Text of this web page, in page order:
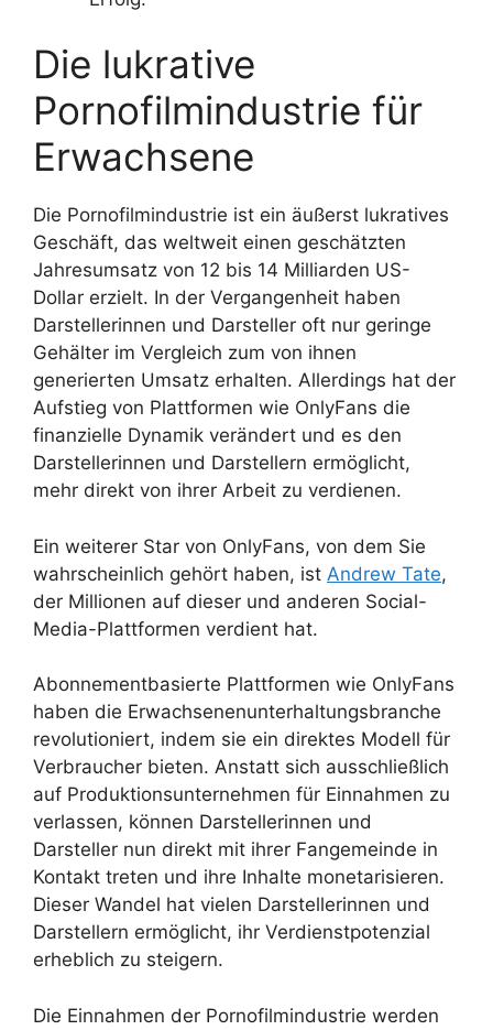
Die lukrative
Pornofilmindustrie für
Erwachsene
Die Pornofilmindustrie ist ein äußerst lukratives
Geschäft, das weltweit einen geschätzten
Jahresumsatz von 12 bis 14 Milliarden US-
Dollar erzielt. In der Vergangenheit haben
Darstellerinnen und Darsteller oft nur geringe
Gehälter im Vergleich zum von ihnen
generierten Umsatz erhalten. Allerdings hat der
Aufstieg von Plattformen wie OnlyFans die
finanzielle Dynamik verändert und es den
Darstellerinnen und Darstellern ermöglicht,
mehr direkt von ihrer Arbeit zu verdienen.
Ein weiterer Star von OnlyFans, von dem Sie
wahrscheinlich gehört haben, ist Andrew Tate,
der Millionen auf dieser und anderen Social-
Media-Plattformen verdient hat.
Abonnementbasierte Plattformen wie OnlyFans
haben die Erwachsenenunterhaltungsbranche
revolutioniert, indem sie ein direktes Modell für
Verbraucher bieten. Anstatt sich ausschließlich
auf Produktionsunternehmen für Einnahmen zu
verlassen, können Darstellerinnen und
Darsteller nun direkt mit ihrer Fangemeinde in
Kontakt treten und ihre Inhalte monetarisieren.
Dieser Wandel hat vielen Darstellerinnen und
Darstellern ermöglicht, ihr Verdienstpotenzial
erheblich zu steigern.
Die Einnahmen der Pornofilmindustrie werden